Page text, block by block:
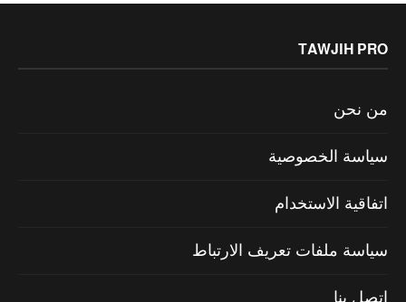
TAWJIH PRO
من نحن
سياسة الخصوصية
اتفاقية الاستخدام
سياسة ملفات تعريف الارتباط
اتصل بنا